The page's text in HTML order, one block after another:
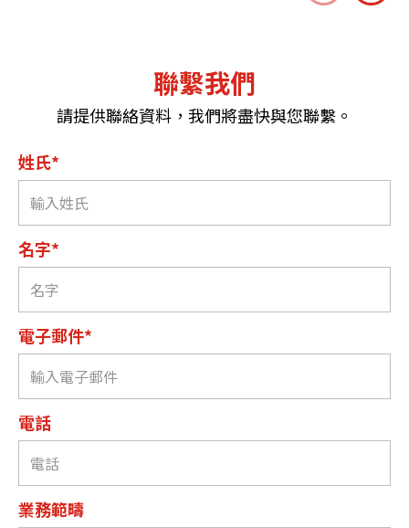
聯繫我們
請提供聯絡資料，我們將盡快與您聯繫。
姓氏*
名字*
電子郵件*
電話
業務範疇